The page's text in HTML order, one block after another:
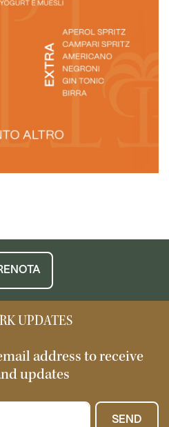
UPDATES
address to receive
updates
SEND